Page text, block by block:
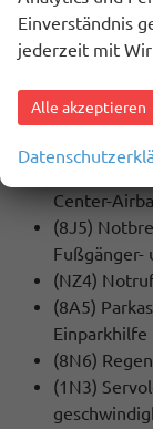
(2H5)
(UH2)
(LT2)
(4L6)
Center-
(8J5)
Fußgänger-
(NZ4)
(8A5)
Einparkhilfe
(8N6)
(1N3)
Einverständnis
jederzeit mit
Alle akzeptieren